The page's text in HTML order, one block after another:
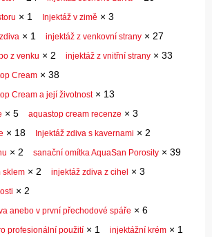
× 1 Injektáž v zimě × 3
× 1 injektáž z venkovní strany × 27
z venku × 2 injektáž z vnitřní strany × 33
Cream × 38
Cream a její životnost× 13
× 5 aquastop cream recenze × 3
× 18 Injektáž zdiva s kavernami × 2
× 2 sanační omítka AquaSan Porosity × 39
sklem × 2 injektáž zdiva z cihel × 3
× 2
anebo v první přechodové spáře × 6
profesionální použití × 1 injektážní krém × 1